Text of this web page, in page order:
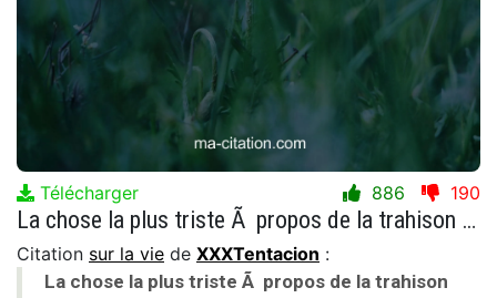
Télécharger 886 190
La chose la plus triste Ã propos de la trahison est qu'elle ne vient jamais d'ennemis, elle vient de ceux en qui vous avez le plus confiance.
Citation sur la vie de XXXTentacion :
La chose la plus triste Ã propos de la trahison